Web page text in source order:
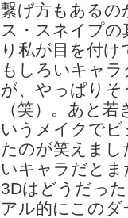
繋げ方もあるの
ス・スネイプ
り私が目を付
もしろいキャ
が、やっぱり
（笑）。あと
いうメイクで
たのが笑えま
いキャラだと
3Dはどうだっ
アル的にこの